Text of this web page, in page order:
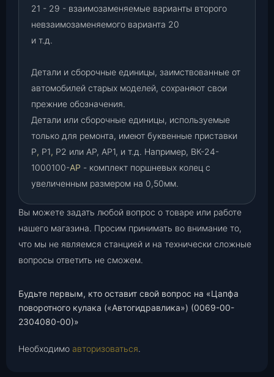
21 - 29 - взаимозаменяемые варианты второго
невзаимозаменяемого варианта 20
и т.д.
Детали и сборочные единицы, заимствованные от
автомобилей старых моделей, сохраняют свои
прежние обозначения.
Детали или сборочные единицы, используемые
только для ремонта, имеют буквенные приставки
Р, Р1, Р2 или АР, АР1, и т.д. Например, ВК-24-
1000100-АР - комплект поршневых колец с
увеличенным размером на 0,50мм.
Вы можете задать любой вопрос о товаре или работе
нашего магазина. Просим принимать во внимание то,
что мы не являемся станцией и на технически сложные
вопросы ответить не сможем.
Будьте первым, кто оставит свой вопрос на «Цапфа
поворотного кулака («Автогидравлика») (0069-00-
2304080-00)»
Необходимо авторизоваться.